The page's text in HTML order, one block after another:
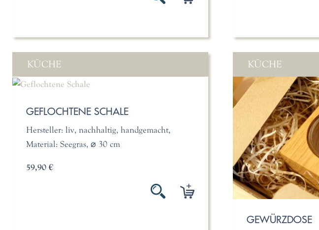
KÜCHE
GEFLOCHTENE SCHALE
Hersteller: liv, nachhaltig, handgemacht,
Material: Seegras, ⌀ 30 cm
59,90 €
KÜCHE
GEWÜRZDOSE